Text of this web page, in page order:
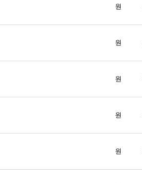
원
원
원
원
원